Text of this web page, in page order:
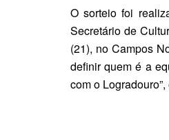
O sorteio foi
Secretário de
(21), no Campos
definir quem é a
com o